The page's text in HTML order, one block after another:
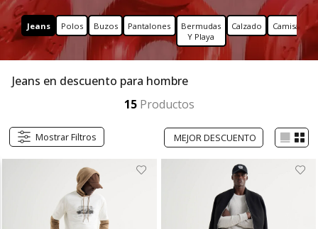
Jeans Polos Buzos Pantalones
Bermudas
Y Playa
Calzado Camisas
Jeans en descuento para hombre
15Productos
Mostrar Filtros